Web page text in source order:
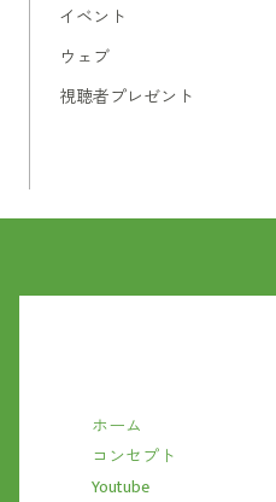
イベント
ウェブ
視聴者プレゼント
ホーム
コンセプト
Youtube